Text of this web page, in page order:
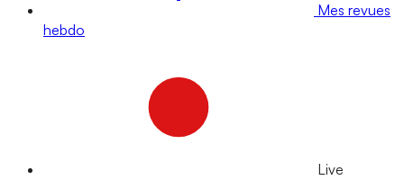
Mes revues
hebdo
Live